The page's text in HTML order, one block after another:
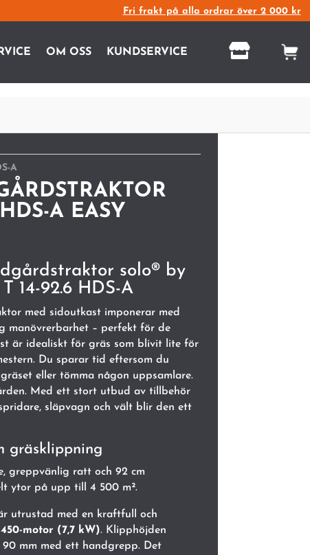
Fri frakt på alla ordrar över 2 000 kr
OM OSS KUNDSERVICE 
A
A EASY
solo® by
14-92.6 HDS-A
med sidoutkast imponerar med
manövrerbarhet – perfekt för de
är idealiskt för gräs som blivit lite för
Du sparar tid eftersom du
eller tömma någon uppsamlare.
Med ett stort utbud av tillbehör
släpvagn och vält blir den ett
gräsklippning
greppvänlig ratt och 92 cm
ytor på upp till 4 500 m².
utrustad med en kraftfull och
motor (7,7 kW). Klipphöjden
mm med ett handgrepp. Det